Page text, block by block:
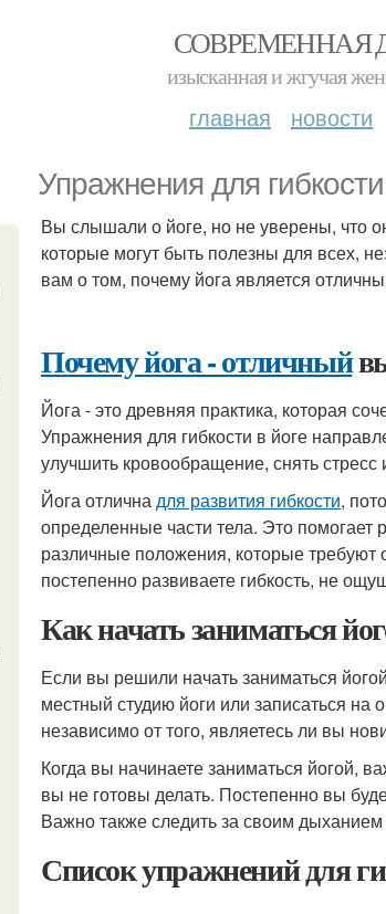
СОВРЕМЕННАЯ
изысканная и жгучая
главная новости
Упражнения для
Вы слышали о йоге, но не уверены, что
которые могут быть полезны для всех,
вам о том, почему йога является
Почему йога - отличный
Йога - это древняя практика, которая
Упражнения для гибкости в йоге
улучшить кровообращение, снять
Йога отличнадля развития гибкости,
определенные части тела. Это помогает
различные положения, которые требуют
постепенно развиваете гибкость, не
Как начать заниматься
Если вы решили начать заниматься
местный студию йоги или записаться
независимо от того, являетесь ли вы
Когда вы начинаете заниматься йогой,
вы не готовы делать. Постепенно вы
Важно также следить за своим
Список упражнений для